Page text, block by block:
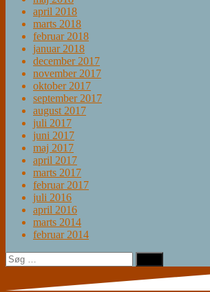
april 2018
marts 2018
februar 2018
januar 2018
december 2017
november 2017
oktober 2017
september 2017
august 2017
juli 2017
juni 2017
maj 2017
april 2017
marts 2017
februar 2017
juli 2016
april 2016
marts 2014
februar 2014
Søg
efter: